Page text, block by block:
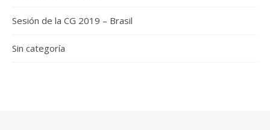
Sesión de la CG 2019 – Brasil
Sin categoría